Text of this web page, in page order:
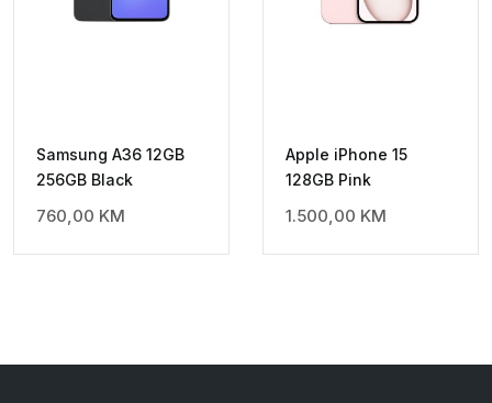
Samsung A36 12GB
256GB Black
760,00 KM
Apple iPhone 15
128GB Pink
1.500,00 KM